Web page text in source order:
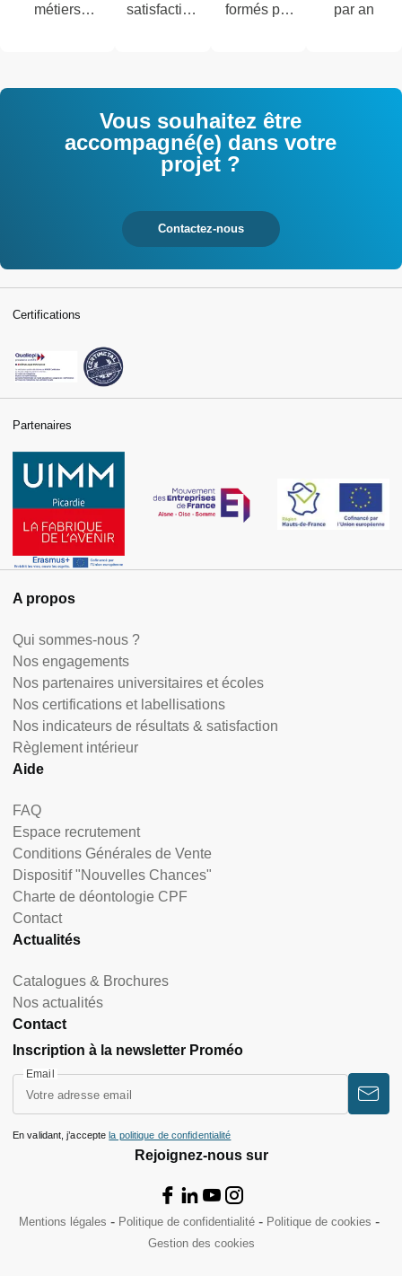
métiers
satisfaction
formés par
par an
Vous souhaitez être
accompagné(e) dans votre
projet ?
Contactez-nous
A propos
Qui sommes-nous ?
Nos engagements
Nos partenaires universitaires et écoles
Nos certifications et labellisations
Nos indicateurs de résultats & satisfaction
Règlement intérieur
Aide
FAQ
Espace recrutement
Conditions Générales de Vente
Dispositif "Nouvelles Chances"
Charte de déontologie CPF
Contact
Actualités
Catalogues & Brochures
Nos actualités
Contact
Rejoignez-nous sur
Inscription à la newsletter Proméo
Email
En validant, j’accepte la politique de confidentialité
Certifications
Partenaires
Mentions légales Politique de confidentialité
Politique de cookies
Gestion des cookies